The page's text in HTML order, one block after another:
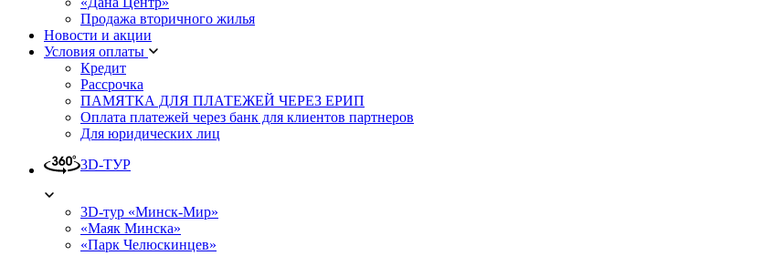
Продажа вторичного жилья
Новости и акции
Условия оплаты
Кредит
Рассрочка
ПАМЯТКА ДЛЯ ПЛАТЕЖЕЙ ЧЕРЕЗ ЕРИП
Оплата платежей через банк для клиентов партнеров
Для юридических лиц
3D-ТУР
3D-тур «Минск-Мир»
«Маяк Минска»
«Парк Челюскинцев»